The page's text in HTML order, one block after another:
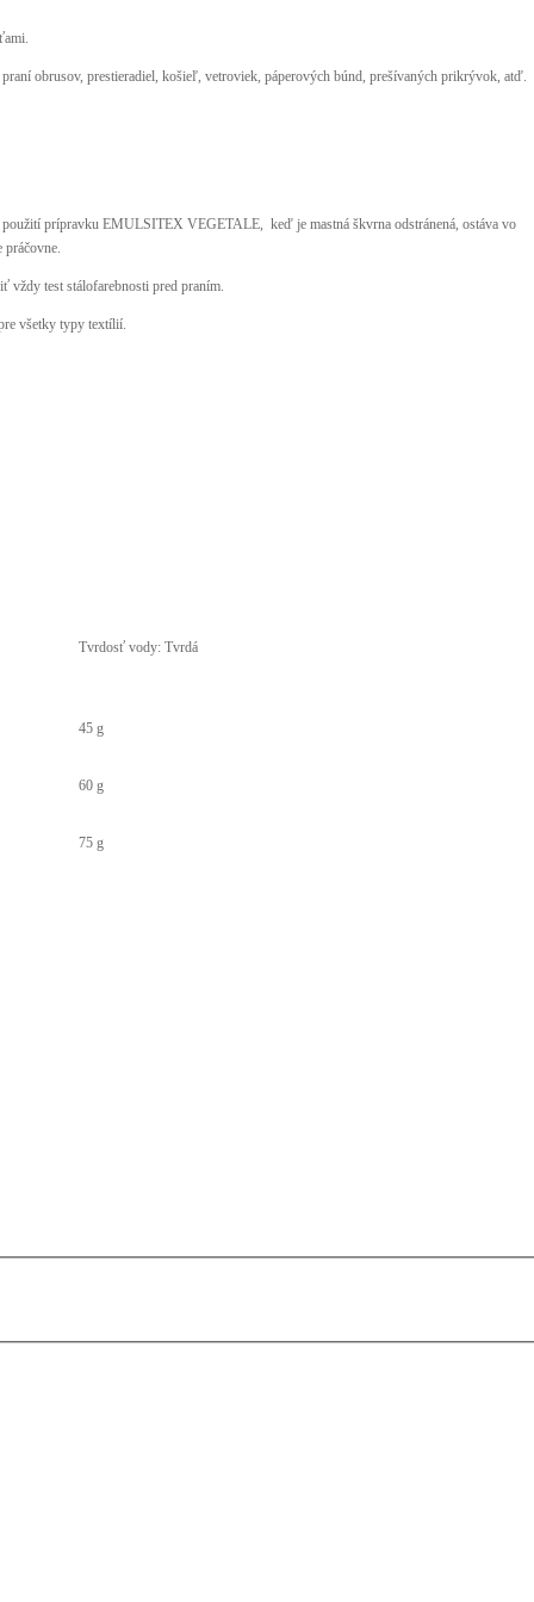
obrusov, prestieradiel, košieľ, vetroviek, páperových búnd, prešívaných prikrývok, atď.
prípravku EMULSITEX VEGETALE, keď je mastná škvrna odstránená, ostáva vo
práčovne.
vždy test stálofarebnosti pred praním.
všetky typy textílií.
Tvrdosť vody: Tvrdá
45 g
60 g
75 g